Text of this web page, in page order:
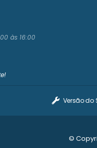
às 16:00
Versão do
©